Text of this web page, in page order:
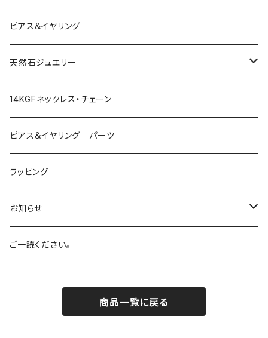
ピンク
レッド
イエロー
グリーン
オレンジ
ホワイト
バイオレット
Amber
Angel Aura
Angel Aura Cismic Ice
Angel Aura Pink
Azul Elysium
Aqua
Celestial Gold
Celestial Heart
ピアス＆イヤリング
天然石ジュエリー
ハーキマーダイヤモンド
ブラックガーデンスモーキークォーツ
サンストーン
ルチルクォーツ
アーカンソー産スモーキークォーツ
ピンクトルマリン
14KGFネックレス・チェーン
ピアス＆イヤリング パーツ
ラッピング
お知らせ
SALE!
ご一読ください。
商品一覧に戻る